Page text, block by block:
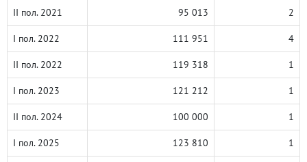
II пол. 2021 95 013 2
I пол. 2022 111 951 4
II пол. 2022 119 318 1
I пол. 2023 121 212 1
II пол. 2024 100 000 1
I пол. 2025 123 810 1